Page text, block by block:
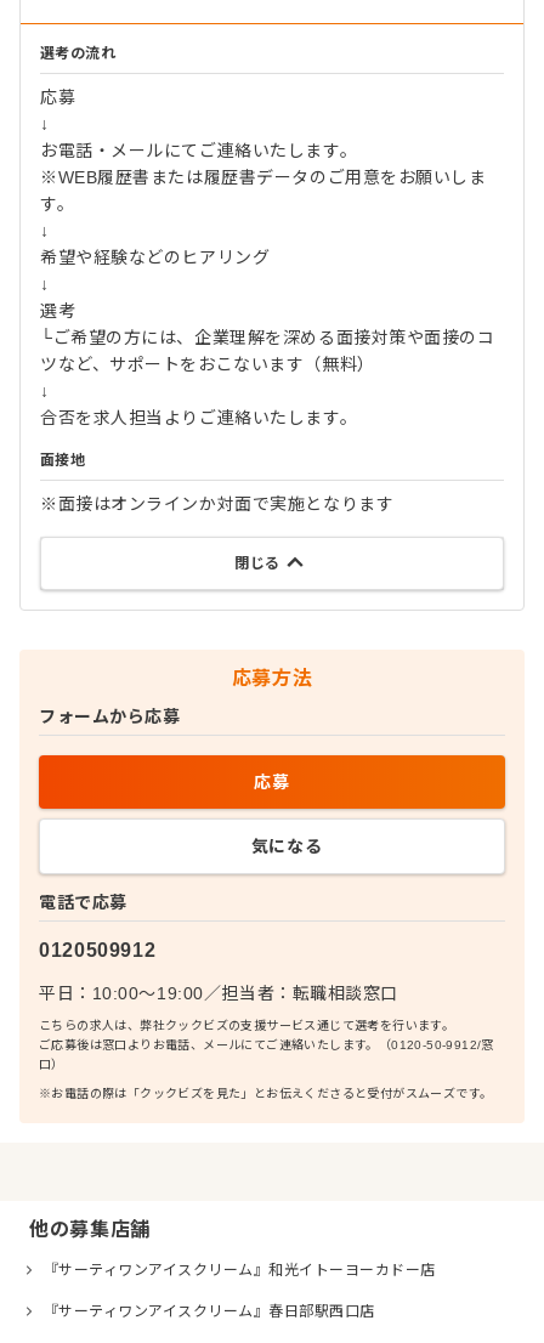
選考の流れ
応募
↓
お電話・メールにてご連絡いたします。
※WEB履歴書または履歴書データのご用意をお願いしま
す。
↓
希望や経験などのヒアリング
↓
選考
└ご希望の方には、企業理解を深める面接対策や面接のコ
ツなど、サポートをおこないます（無料）
↓
合否を求人担当よりご連絡いたします。
面接地
※面接はオンラインか対面で実施となります
閉じる
応募方法
電話で応募
0120509912
平日：10:00〜19:00／担当者： 転職相談窓口
こちらの求人は、弊社クックビズの支援サービス通じて選考を行います。
ご応募後は窓口よりお電話、メールにてご連絡いたします。（0120-50-9912/窓
口）
※お電話の際は「クックビズを見た」とお伝えくださると受付がスムーズです。
フォームから応募
応募
気になる
他の募集店舗
『サーティワンアイスクリーム』和光イトーヨーカドー店
『サーティワンアイスクリーム』春日部駅西口店